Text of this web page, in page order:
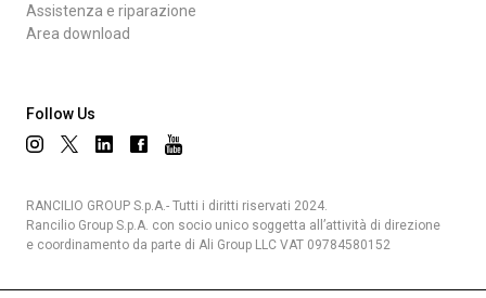
Assistenza e riparazione
Area download
Follow Us
RANCILIO GROUP S.p.A.- Tutti i diritti riservati 2024.
Rancilio Group S.p.A. con socio unico soggetta all’attività di direzione
e coordinamento da parte di Ali Group LLC VAT 09784580152